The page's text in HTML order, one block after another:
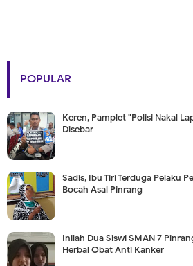
POPULAR
Keren, Pamplet "Polisi Nakal
Disebar
Sadis, Ibu Tiri Terduga Pelaku
Bocah Asal Pinrang
Inilah Dua Siswi SMAN 7
Herbal Obat Anti Kanker